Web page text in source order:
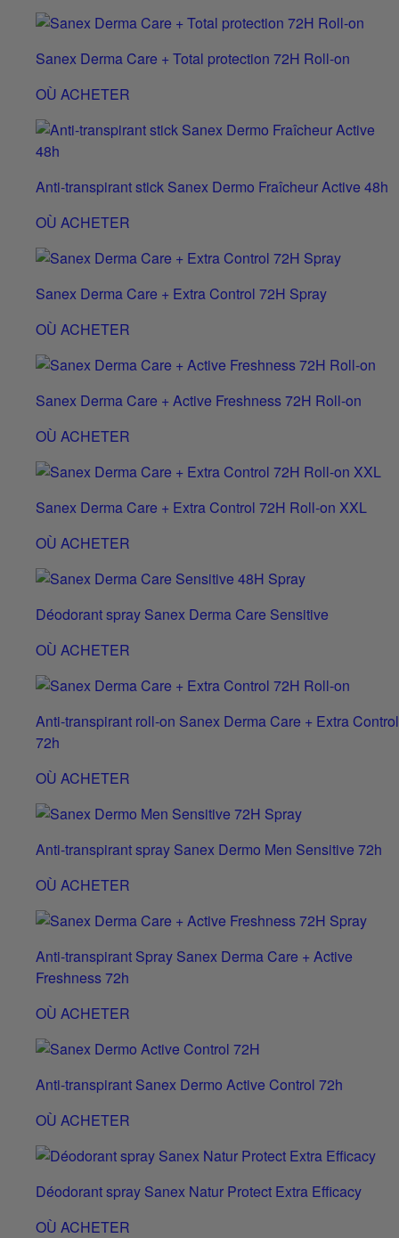
Sanex Derma Care + Total protection 72H Roll-on
OÙ ACHETER
Anti-transpirant stick Sanex Dermo Fraîcheur Active 48h
OÙ ACHETER
Sanex Derma Care + Extra Control 72H Spray
OÙ ACHETER
Sanex Derma Care + Active Freshness 72H Roll-on
OÙ ACHETER
Sanex Derma Care + Extra Control 72H Roll-on XXL
OÙ ACHETER
Déodorant spray Sanex Derma Care Sensitive
OÙ ACHETER
Anti-transpirant roll-on Sanex Derma Care + Extra Control
72h
OÙ ACHETER
Anti-transpirant spray Sanex Dermo Men Sensitive 72h
OÙ ACHETER
Anti-transpirant Spray Sanex Derma Care + Active
Freshness 72h
OÙ ACHETER
Anti-transpirant Sanex Dermo Active Control 72h
OÙ ACHETER
Déodorant spray Sanex Natur Protect Extra Efficacy
OÙ ACHETER